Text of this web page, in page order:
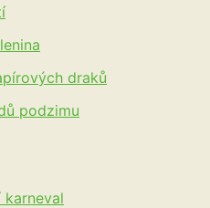
draků
podzimu
karneval